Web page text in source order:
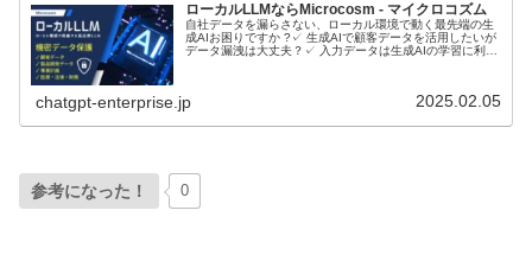
ローカルLLMならMicrocosm - マイクロコズム
自社データを漏らさない、ローカル環境で動く最先端の生
成AIお困りですか ?✓ 生成AIで顧客データを活用したいが
データ漏洩は大丈夫？✓ 入力データは生成AIの学習に利用
chatgpt-enterprise.jp 2025.02.05
参考になった！ 0